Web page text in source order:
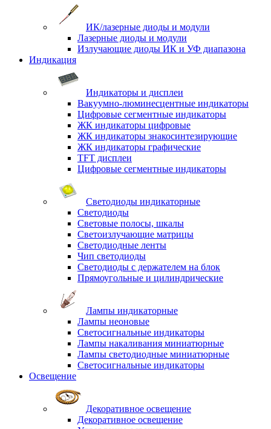
ИК/лазерные диоды и модули
Лазерные диоды и модули
Излучающие диоды ИК и УФ диапазона
Индикация
Индикаторы и дисплеи
Вакуумно-люминесцентные индикаторы
Цифровые сегментные индикаторы
ЖК индикаторы цифровые
ЖК индикаторы знакосинтезирующие
ЖК индикаторы графические
TFT дисплеи
Цифровые сегментные индикаторы
Светодиоды индикаторные
Светодиоды
Световые полосы, шкалы
Светоизлучающие матрицы
Светодиодные ленты
Чип светодиоды
Светодиоды с держателем на блок
Прямоугольные и цилиндрические
Лампы индикаторные
Лампы неоновые
Светосигнальные индикаторы
Лампы накаливания миниатюрные
Лампы светодиодные миниатюрные
Светосигнальные индикаторы
Освещение
Декоративное освещение
Декоративное освещение